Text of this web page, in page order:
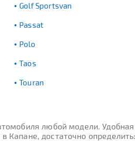
Golf Sportsvan
Passat
Polo
Taos
Touran
любой модели.
Капане, достаточно определить: